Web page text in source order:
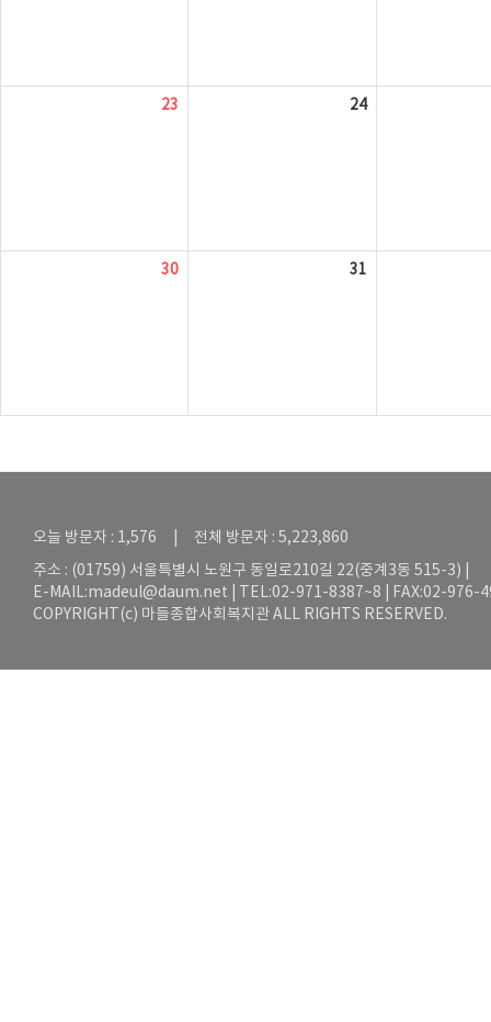
23 24
30 31
오늘 방문자 : 1,576 | 전체 방문자 : 5,223,860
주소 : (01759) 서울특별시 노원구 동일로210길 22(중계3동 515-3) |
E-MAIL:madeul@daum.net | TEL:02-971-8387~8 | FAX:02-976-
COPYRIGHT(c) 마들종합사회복지관 ALL RIGHTS RESERVED.